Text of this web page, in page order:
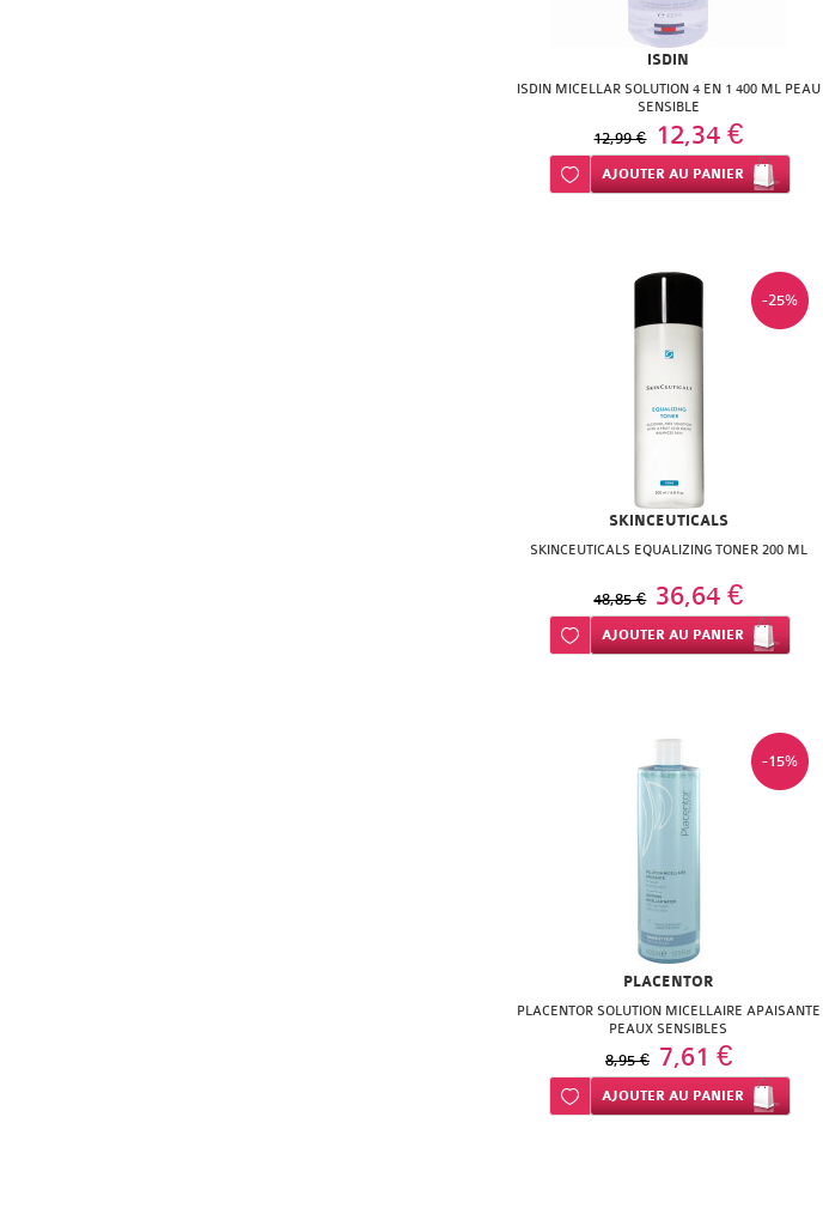
ISDIN
ISDIN MICELLAR SOLUTION 4 EN 1 400 ML PEAU
SENSIBLE
12,99 € 12,34 €
Ajouter à ma liste d’envie
AJOUTER AU PANIER
-25%
SKINCEUTICALS
SKINCEUTICALS EQUALIZING TONER 200 ML
48,85 € 36,64 €
Ajouter à ma liste d’envie
AJOUTER AU PANIER
-15%
PLACENTOR
PLACENTOR SOLUTION MICELLAIRE APAISANTE
PEAUX SENSIBLES
8,95 € 7,61 €
Ajouter à ma liste d’envie
AJOUTER AU PANIER